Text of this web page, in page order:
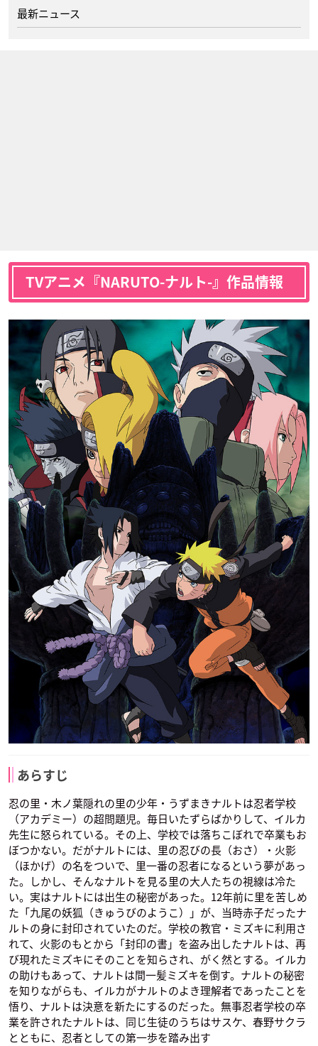
最新ニュース
TVアニメ『NARUTO-ナルト-』作品情報
あらすじ
忍の里・木ノ葉隠れの里の少年・うずまきナルトは忍者学校
（アカデミー）の超問題児。毎日いたずらばかりして、イルカ
先生に怒られている。その上、学校では落ちこぼれで卒業もお
ぼつかない。だがナルトには、里の忍びの長（おさ）・火影
（ほかげ）の名をついで、里一番の忍者になるという夢があっ
た。しかし、そんなナルトを見る里の大人たちの視線は冷た
い。実はナルトには出生の秘密があった。12年前に里を苦しめ
た「九尾の妖狐（きゅうびのようこ）」が、当時赤子だったナ
ルトの身に封印されていたのだ。学校の教官・ミズキに利用さ
れて、火影のもとから「封印の書」を盗み出したナルトは、再
び現れたミズキにそのことを知らされ、がく然とする。イルカ
の助けもあって、ナルトは間一髪ミズキを倒す。ナルトの秘密
を知りながらも、イルカがナルトのよき理解者であったことを
悟り、ナルトは決意を新たにするのだった。無事忍者学校の卒
業を許されたナルトは、同じ生徒のうちはサスケ、春野サクラ
とともに、忍者としての第一歩を踏み出す